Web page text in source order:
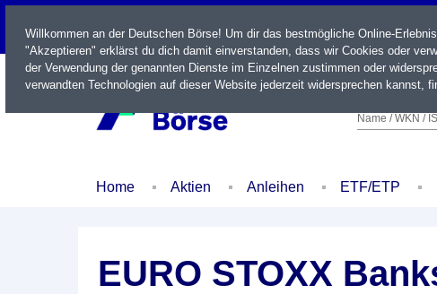
LIVE
Name / WKN /
Home Aktien Anleihen ETF/ETP
EURO STOXX
Willkommen an der Deutschen Börse! Um dir das bestmögliche Online-
"Akzeptieren" erklärst du dich damit einverstanden, dass wir Cookies oder
der Verwendung der genannten Dienste im Einzelnen zustimmen oder
verwandten Technologien auf dieser Website jederzeit widersprechen kannst,